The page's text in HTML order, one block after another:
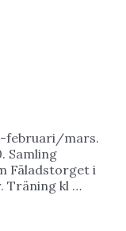
februari/mars.
Samling
Fäladstorget i
Träning kl …